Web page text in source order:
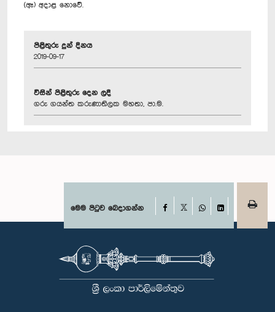
(ඈ) අදාළ නොවේ.
පිළිතුරු දුන් දිනය
2019-09-17
විසින් පිළිතුරු දෙන ලදී
ගරු ගයන්ත කරුණාතිලක මහතා, පා.ම.
මෙම පිටුව බෙදාගන්න Facebook
WhatsAppLinkedIn